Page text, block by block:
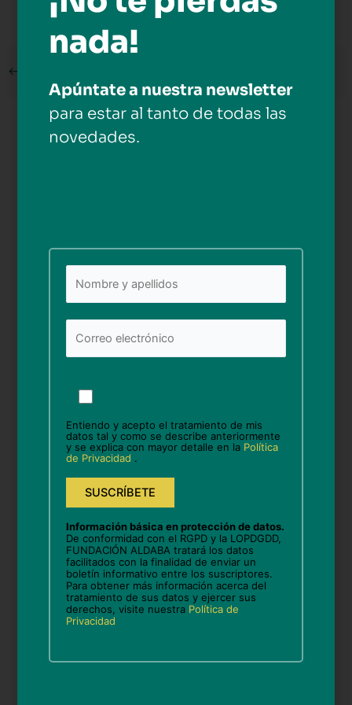
←
Deja una respuesta
Correo
electrónico*
Guarda mi nombre, correo electrónico y web en
nada!
Apúntate a nuestra newsletter
para estar al tanto de todas las
novedades.
favor,
este
campo
vacío.
Entiendo y acepto el tratamiento de mis
datos tal y como se describe anteriormente
y se explica con mayor detalle en la Política
de Privacidad .
Información básica en protección de datos.
De conformidad con el RGPD y la LOPDGDD,
FUNDACIÓN ALDABA tratará los datos
facilitados con la finalidad de enviar un
boletín informativo entre los suscriptores.
Para obtener más información acerca del
tratamiento de sus datos y ejercer sus
derechos, visite nuestra Política de
Privacidad